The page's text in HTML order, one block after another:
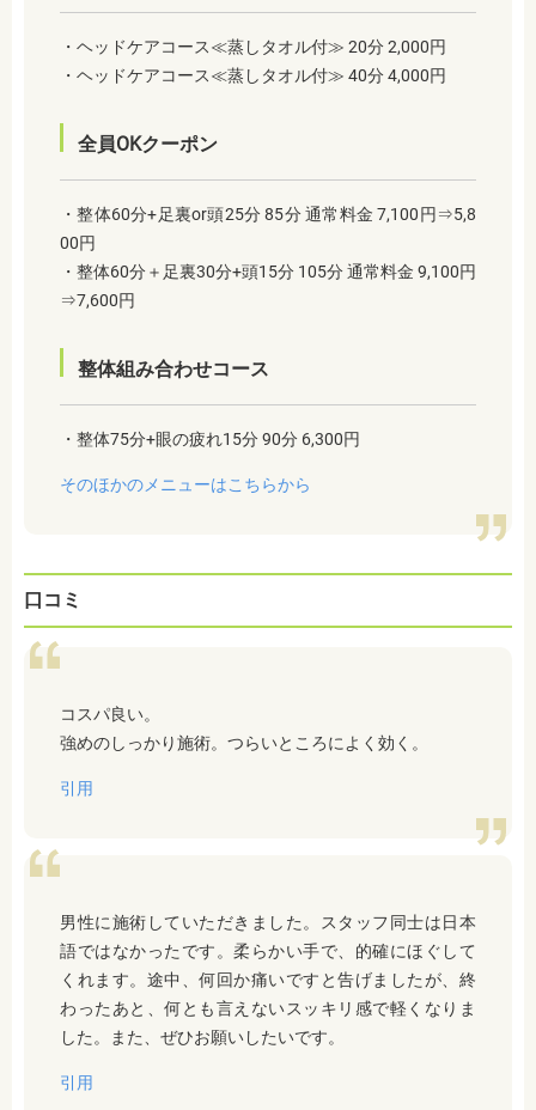
・ヘッドケアコース≪蒸しタオル付≫ 20分 2,000円
・ヘッドケアコース≪蒸しタオル付≫ 40分 4,000円
全員OKクーポン
・整体60分+足裏or頭25分 85分 通常料金 7,100円⇒5,8
00円
・整体60分＋足裏30分+頭15分 105分 通常料金 9,100円
⇒7,600円
整体組み合わせコース
・整体75分+眼の疲れ15分 90分 6,300円
そのほかのメニューはこちらから
口コミ
コスパ良い。
強めのしっかり施術。つらいところによく効く。
引用
男性に施術していただきました。スタッフ同士は日本
語ではなかったです。柔らかい手で、的確にほぐして
くれます。途中、何回か痛いですと告げましたが、終
わったあと、何とも言えないスッキリ感で軽くなりま
した。また、ぜひお願いしたいです。
引用